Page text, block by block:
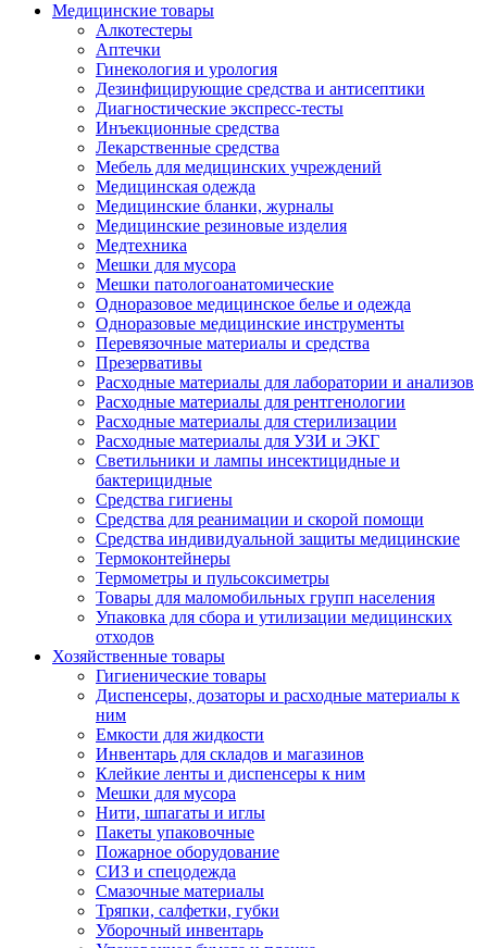
Медицинские товары
Алкотестеры
Аптечки
Гинекология и урология
Дезинфицирующие средства и антисептики
Диагностические экспресс-тесты
Инъекционные средства
Лекарственные средства
Мебель для медицинских учреждений
Медицинская одежда
Медицинские бланки, журналы
Медицинские резиновые изделия
Медтехника
Мешки для мусора
Мешки патологоанатомические
Одноразовое медицинское белье и одежда
Одноразовые медицинские инструменты
Перевязочные материалы и средства
Презервативы
Расходные материалы для лаборатории и анализов
Расходные материалы для рентгенологии
Расходные материалы для стерилизации
Расходные материалы для УЗИ и ЭКГ
Светильники и лампы инсектицидные и
бактерицидные
Средства гигиены
Средства для реанимации и скорой помощи
Средства индивидуальной защиты медицинские
Термоконтейнеры
Термометры и пульсоксиметры
Товары для маломобильных групп населения
Упаковка для сбора и утилизации медицинских
отходов
Хозяйственные товары
Гигиенические товары
Диспенсеры, дозаторы и расходные материалы к
ним
Емкости для жидкости
Инвентарь для складов и магазинов
Клейкие ленты и диспенсеры к ним
Мешки для мусора
Нити, шпагаты и иглы
Пакеты упаковочные
Пожарное оборудование
СИЗ и спецодежда
Смазочные материалы
Тряпки, салфетки, губки
Уборочный инвентарь